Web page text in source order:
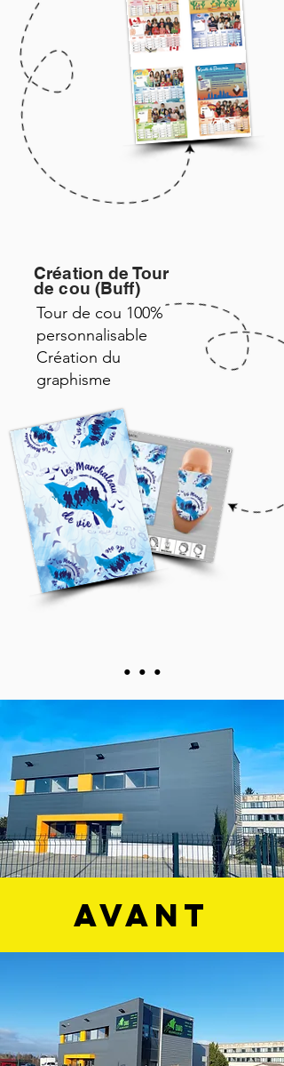
Création de Tour
de cou (Buff)
Tour de cou 100%
personnalisable
Création du
graphisme
...
avant